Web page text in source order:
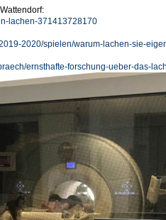
lachen-371413728170
2020/spielen/warum-lachen-sie-
ernsthafte-forschung-ueber-das-